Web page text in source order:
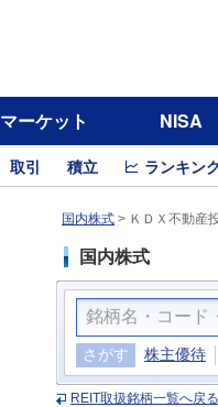
マーケット NISA
取引 積立 ランキン
国内株式 > ＫＤＸ不動産
国内株式
さがす 株主優待
REIT取扱銘柄一覧へ戻る